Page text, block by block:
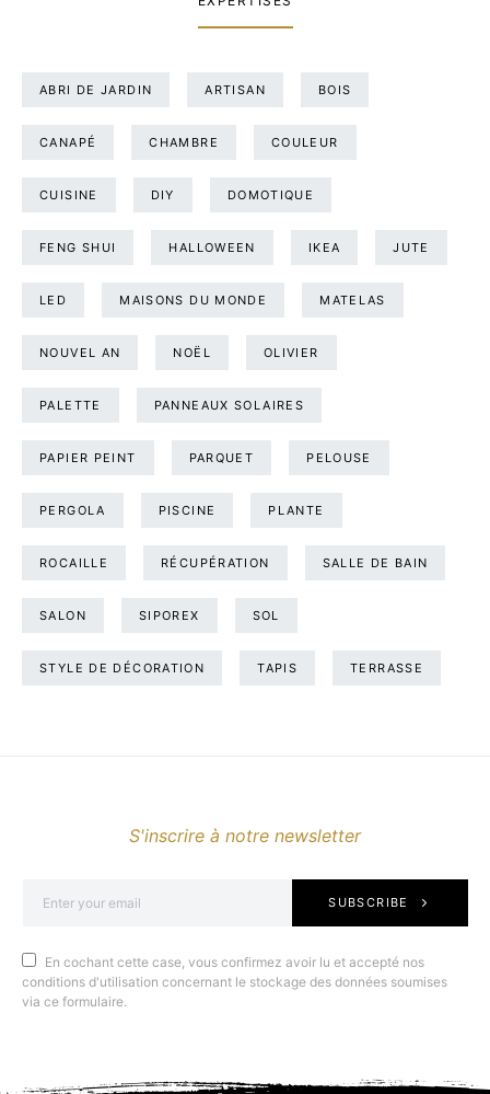
ABRI DE JARDIN ARTISAN BOIS
CANAPÉ CHAMBRE COULEUR
CUISINE DIY DOMOTIQUE
FENG SHUI HALLOWEEN IKEA JUTE
LED MAISONS DU MONDE MATELAS
NOUVEL AN NOËL OLIVIER
PALETTE PANNEAUX SOLAIRES
PAPIER PEINT PARQUET PELOUSE
PERGOLA PISCINE PLANTE
ROCAILLE RÉCUPÉRATION SALLE DE BAIN
SALON SIPOREX SOL
STYLE DE DÉCORATION TAPIS TERRASSE
S'inscrire à notre newsletter
SUBSCRIBE
En cochant cette case, vous confirmez avoir lu et accepté nos
conditions d'utilisation concernant le stockage des données soumises
via ce formulaire.